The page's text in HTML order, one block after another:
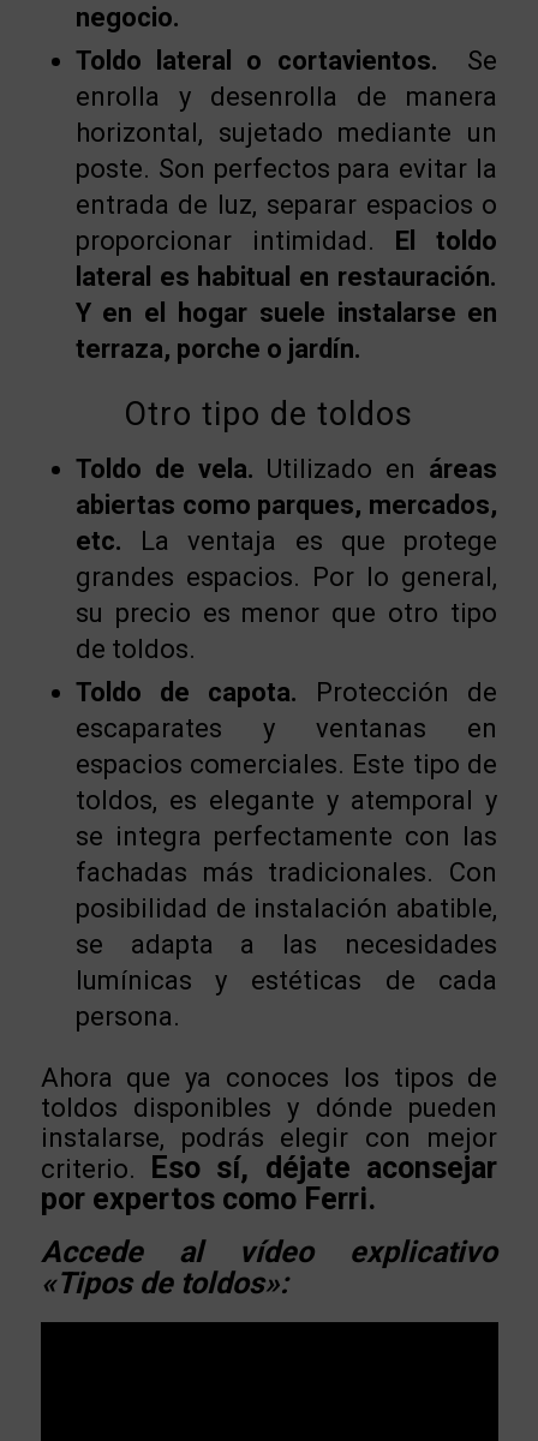
negocio.
Toldo lateral o cortavientos.
Se
enrolla y desenrolla de manera
horizontal, sujetado mediante un
poste. Son perfectos para evitar la
entrada de luz, separar espacios o
proporcionar intimidad. El toldo
lateral es habitual en restauración.
Y en el hogar suele instalarse en
terraza, porche o jardín.
Otro tipo de toldos
Toldo de vela. Utilizado en áreas
abiertas como parques, mercados,
etc. La ventaja es que protege
grandes espacios. Por lo general,
su precio es menor que otro tipo
de toldos.
Toldo de capota. Protección de
escaparates y ventanas en
espacios comerciales. Este tipo de
toldos, es elegante y atemporal y
se integra perfectamente con las
fachadas más tradicionales. Con
posibilidad de instalación abatible,
se adapta a las necesidades
lumínicas y estéticas de cada
persona.
Ahora que ya conoces los tipos de
toldos disponibles y dónde pueden
instalarse, podrás elegir con mejor
criterio. Eso sí, déjate aconsejar
por expertos como Ferri.
Accede al vídeo explicativo
«Tipos de toldos»: